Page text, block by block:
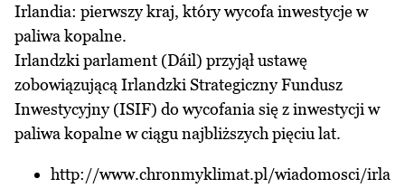
Irlandia: pierwszy kraj, który wycofa inwestycje w
paliwa kopalne.
Irlandzki parlament (Dáil) przyjął ustawę
zobowiązującą Irlandzki Strategiczny Fundusz
Inwestycyjny (ISIF) do wycofania się z inwestycji w
paliwa kopalne w ciągu najbliższych pięciu lat.
http://www.chronmyklimat.pl/wiadomosci/irla